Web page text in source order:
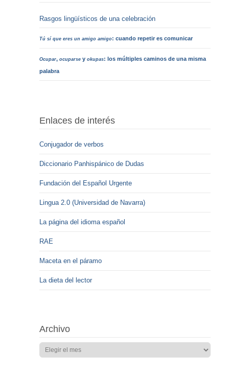
Rasgos lingüísticos de una celebración
Tú sí que eres un amigo amigo: cuando repetir es comunicar
Ocupar,ocuparse yokupas: los múltiples caminos de una misma
palabra
Enlaces de interés
Conjugador de verbos
Diccionario Panhispánico de Dudas
Fundación del Español Urgente
Lingua 2.0 (Universidad de Navarra)
La página del idioma español
RAE
Maceta en el páramo
La dieta del lector
Archivo